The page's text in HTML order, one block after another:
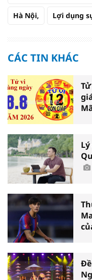
Hà Nội, Lợi dụng
CÁC TIN KHÁC